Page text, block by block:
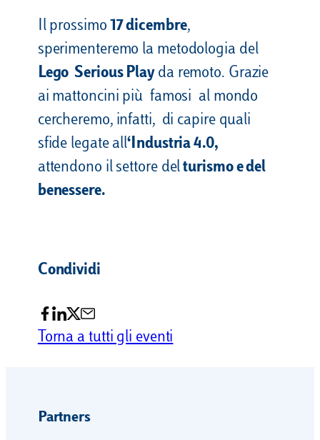
Il prossimo 17 dicembre,
sperimenteremo la metodologia del
Lego Serious Playda remoto. Grazie
ai mattoncini più famosi al mondo
cercheremo, infatti, di capire quali
sfide legate all‘Industria 4.0,
attendono il settore delturismo e del
benessere.
Condividi
Torna a tutti gli eventi
Partners